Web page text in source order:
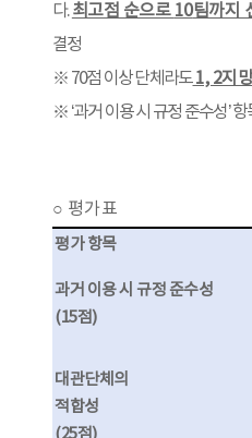
다.최고점 순으로 10팀까지
결정
※ 70점 이상 단체라도1, 2지
※ ‘과거 이용 시 규정 준수성’항
○ 평가표
평가 항목
과거 이용 시 규정 준수성
(15점)
대관단체의
적합성
(25점)